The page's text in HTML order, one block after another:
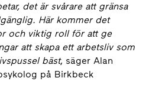
det är svårare att gränsa
Här kommer det
och viktig roll för att ge
att skapa ett arbetsliv som
bäst, säger Alan
på Birkbeck